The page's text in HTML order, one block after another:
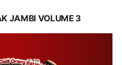
JAMBI VOLUME 3